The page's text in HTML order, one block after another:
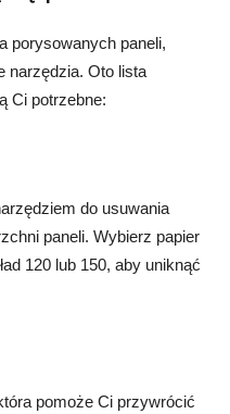
porysowanych paneli,
narzędzia. Oto lista
Ci potrzebne:
do usuwania
paneli. Wybierz papier
120 lub 150, aby uniknąć
pomoże Ci przywrócić